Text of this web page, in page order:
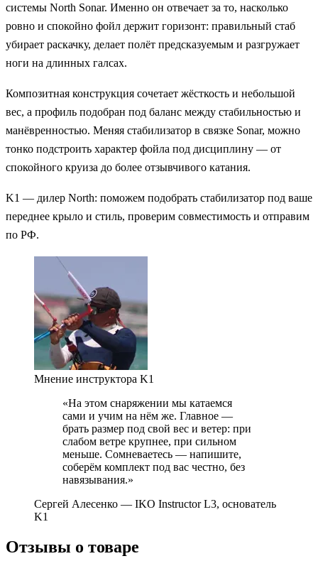
системы North Sonar. Именно он отвечает за то, насколько
ровно и спокойно фойл держит горизонт: правильный стаб
убирает раскачку, делает полёт предсказуемым и разгружает
ноги на длинных галсах.
Композитная конструкция сочетает жёсткость и небольшой
вес, а профиль подобран под баланс между стабильностью и
манёвренностью. Меняя стабилизатор в связке Sonar, можно
тонко подстроить характер фойла под дисциплину — от
спокойного круиза до более отзывчивого катания.
K1 — дилер North: поможем подобрать стабилизатор под ваше
переднее крыло и стиль, проверим совместимость и отправим
по РФ.
Мнение инструктора K1
«На этом снаряжении мы катаемся
сами и учим на нём же. Главное —
брать размер под свой вес и ветер: при
слабом ветре крупнее, при сильном
меньше. Сомневаетесь — напишите,
соберём комплект под вас честно, без
навязывания.»
Сергей Алесенко — IKO Instructor L3, основатель
K1
Отзывы о товаре